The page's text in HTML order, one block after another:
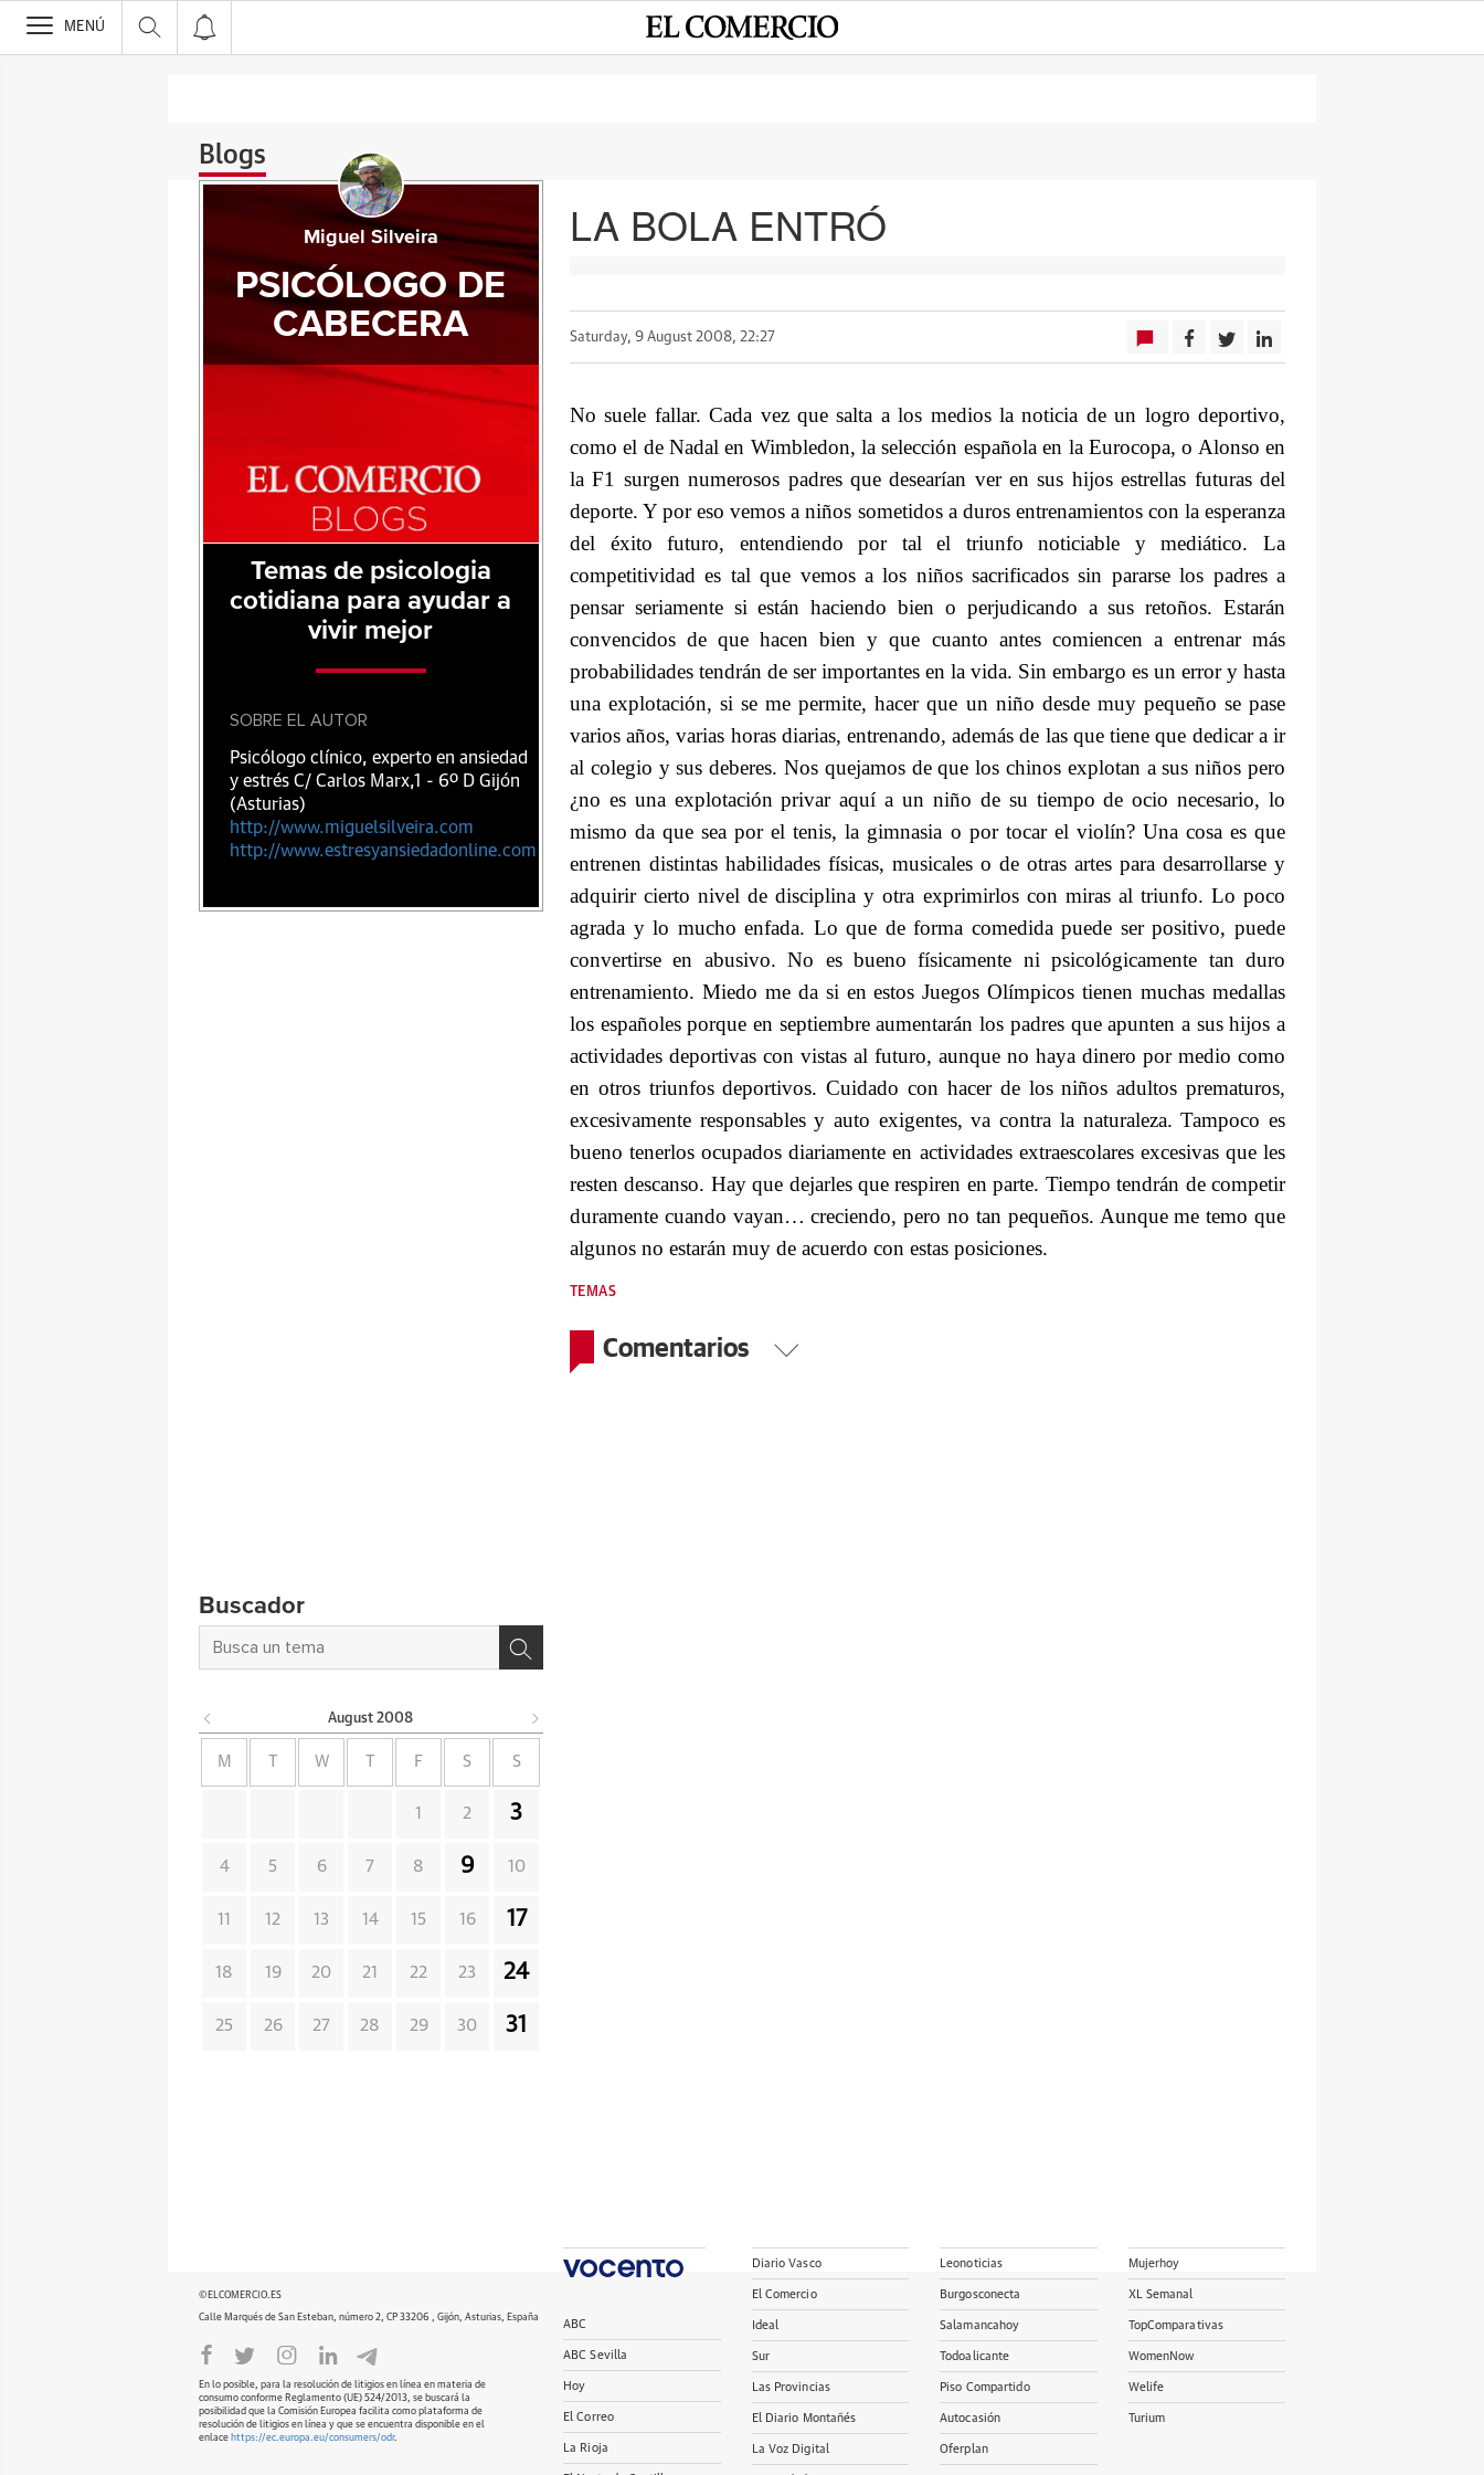
>
MENÚ
Blogs
LA BOLA ENTRÓ
Saturday, 9 August 2008, 22:27
No suele fallar. Cada vez que salta a los medios la noticia de un logro deportivo,
como el de Nadal en Wimbledon, la selección española en la Eurocopa,o Alonso en
la F1 surgen numerosos padres que desearían ver en sus hijos estrellas futuras del
deporte. Y por eso vemos a niños sometidos a duros entrenamientos con la esperanza
del éxito futuro, entendiendo por tal el triunfo noticiable y mediático. La
competitividad es tal que vemos a los niños sacrificados sin pararse los padres a
pensar seriamente si están haciendo bien o perjudicando a sus retoños. Estarán
convencidos de que hacen bien y que cuanto antes comiencen a entrenar más
probabilidades tendrán de ser importantes en la vida. Sin embargo es un error y hasta
una explotación, si se me permite, hacer que un niño desde muy pequeño se pase
varios años, varias horas diarias, entrenando, además de las que tiene que dedicar a ir
al colegio y sus deberes. Nos quejamos de que los chinos explotan a sus niños pero
¿no es una explotación privar aquí a un niño de su tiempo de ocio necesario, lo
mismo da que sea por el tenis, la gimnasia o por tocar el violín? Una cosa es que
entrenen distintas habilidades físicas, musicales o de otras artes para desarrollarse y
adquirir cierto nivel de disciplina y otra exprimirlos con miras al triunfo. Lo poco
agrada y lo mucho enfada. Lo que de forma comedida puede ser positivo, puede
convertirse en abusivo. No es bueno físicamente ni psicológicamente tan duro
entrenamiento. Miedo me da si en estos Juegos Olímpicos tienen muchas medallas
los españoles porque en septiembre aumentarán los padres que apunten a sus hijos a
actividades deportivas con vistas al futuro, aunque no haya dinero por medio como
en otros triunfos deportivos. Cuidado con hacer de los niños adultos prematuros,
excesivamente responsables y auto exigentes, va contra la naturaleza. Tampoco es
bueno tenerlos ocupados diariamente en actividades extraescolares excesivas que les
resten descanso. Hay que dejarles que respiren en parte. Tiempo tendrán de competir
duramente cuando vayan… creciendo, pero no tan pequeños. Aunque me temo que
algunos no estarán muy de acuerdo con estas posiciones.
TEMAS
Comentarios
Miguel Silveira
PSICÓLOGO DE
CABECERA
Temas de psicologia
cotidiana para ayudar a
vivir mejor
SOBRE EL AUTOR
Psicólogo clínico, experto en ansiedad
y estrés C/ Carlos Marx,1 - 6º D Gijón
(Asturias)
http://www.miguelsilveira.com
http://www.estresyansiedadonline.com
Buscador
August 2008
M W F S S
1 2 3
4 5 6 7 8 9 10
11 12 13 14 15 16 17
18 19 20 21 22 23 24
25 26 27 28 29 30 31
©ELCOMERCIO.ES
Calle Marqués de San Esteban, número 2, CP 33206 , Gijón, Asturias, España
En lo posible, para la resolución de litigios en línea en materia de
consumo conforme Reglamento (UE) 524/2013, se buscará la
posibilidad que la Comisión Europea facilita como plataforma de
resolución de litigios en línea y que se encuentra disponible en el
enlace https://ec.europa.eu/consumers/odr.
ABC
ABC Sevilla
Hoy
El Correo
La Rioja
Diario Vasco
El Comercio
Ideal
Sur
Las Provincias
El Diario Montañés
La Voz Digital
Leonoticias
Burgosconecta
Salamancahoy
Todoalicante
Piso Compartido
Autocasión
Oferplan
Mujerhoy
XL Semanal
TopComparativas
WomenNow
Welife
Turium